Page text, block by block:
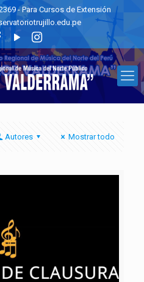
- Para Cursos de Extensión
Autores Mostrar todo